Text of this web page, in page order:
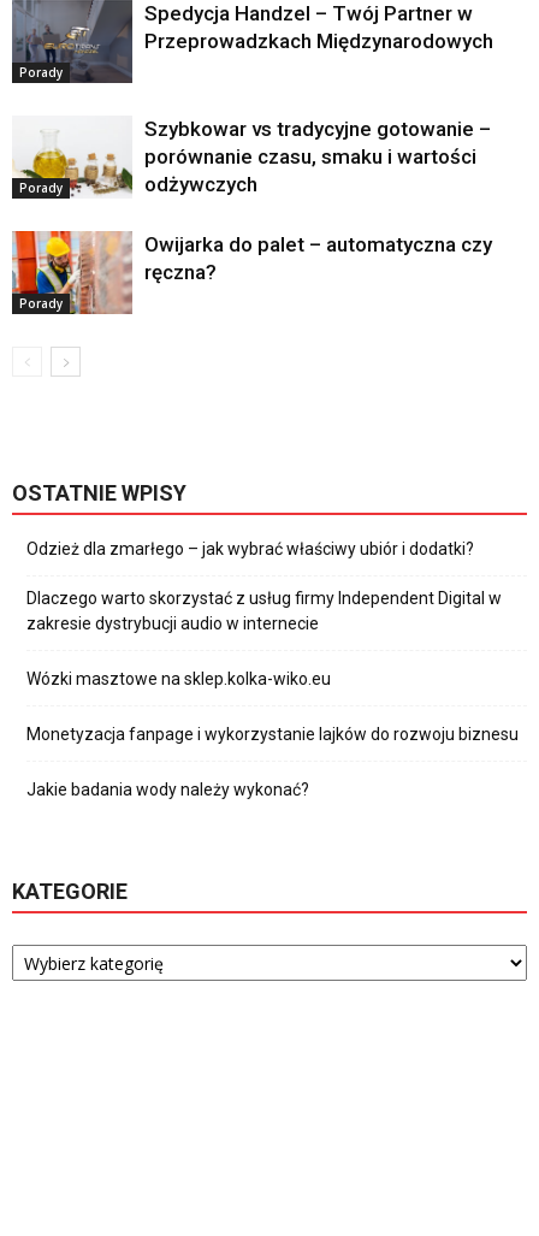
Porady
Spedycja Handzel – Twój Partner w
Przeprowadzkach Międzynarodowych
Porady
Szybkowar vs tradycyjne gotowanie –
porównanie czasu, smaku i wartości
odżywczych
Porady
Owijarka do palet – automatyczna czy
ręczna?
OSTATNIE WPISY
Odzież dla zmarłego – jak wybrać właściwy ubiór i dodatki?
Dlaczego warto skorzystać z usług firmy Independent Digital w
zakresie dystrybucji audio w internecie
Wózki masztowe na sklep.kolka-wiko.eu
Monetyzacja fanpage i wykorzystanie lajków do rozwoju biznesu
Jakie badania wody należy wykonać?
KATEGORIE
Kategorie